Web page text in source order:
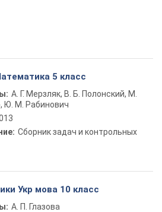
5 класс
А. Г. Мерзляк, В. Б. Полонский, М.
Ю. М. Рабинович
Сборник задач и контрольных
Укр мова 10 класс
А. П. Глазова